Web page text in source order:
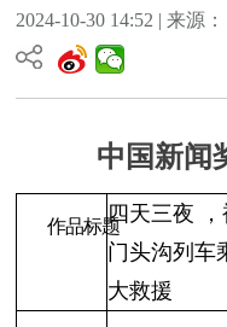
2024-10-30 14:52 | 来源
中国新闻
作品标题
四天三夜 ，
门头沟列车
大救援